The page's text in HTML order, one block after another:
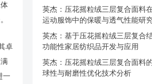
卓
一
英杰：压花摇粒绒三层复合面料
运动服饰中的保暖与透气性能研
英杰：基于压花摇粒绒三层复合
功能性家居纺织品开发与应用
英杰：压花摇粒绒三层复合面料
球性与耐磨性优化技术分析